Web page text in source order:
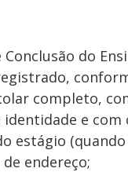
do
completo,
e com
estágio
endereço;